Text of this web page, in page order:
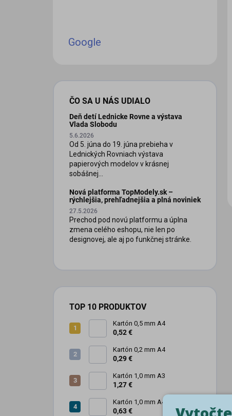
Google
ČO SA U NÁS UDIALO
Deň detí Lednicke Rovne a výstava
Vlada Slobodu
5.6.2026
Od 5. júna do 19. júna prebieha v
Lednických Rovniach výstava
papierových modelov v krásnej
sobášnej...
Nová platforma TopModely.sk –
rýchlejšia, prehľadnejšia a plná noviniek
27.5.2026
Prechod pod novú platformu a úplna
zmena celého eshopu, nie len po
designovej, ale aj po funkčnej stránke.
TOP 10 PRODUKTOV
Kartón 0,5 mm A4
0,52 €
Kartón 0,2 mm A4
0,29 €
Kartón 1,0 mm A3
1,27 €
Kartón 1,0 mm A4
0,63 €